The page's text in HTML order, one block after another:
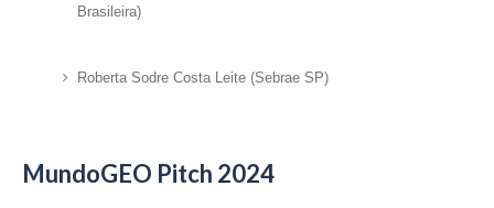
Brasileira)
Roberta Sodre Costa Leite (Sebrae SP)
MundoGEO Pitch 2024